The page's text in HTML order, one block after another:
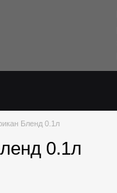
Бленд 0.1л
0.1л